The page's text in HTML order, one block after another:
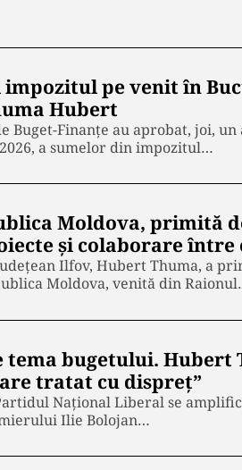
pe venit în
Hubert
Buget-Finanțe au aprobat, joi,
a sumelor din impozitul…
Moldova, primită
și colaborare
Ilfov, Hubert Thuma, a
Moldova, venită din
tema bugetului. Hubert
tratat cu dispreț”
Național Liberal se
Ilie Bolojan…